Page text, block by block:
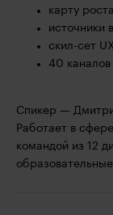
карту
источники
скил-сет
40 каналов
Спикер —
Работает в
командой из 12